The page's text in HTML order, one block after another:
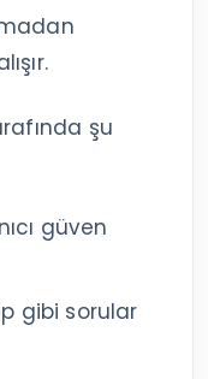
şu
güven
gibi sorular